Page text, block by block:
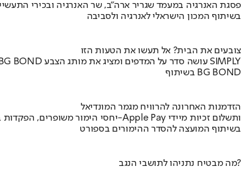
פסגת האנרגיה במעמד שגריר ארה"ב, שר האנרגיה ובכירי
בשיתוף המכון הישראלי לאנרגיה ולסביבה
צובעים את הבית? אל תעשו את הטעות הזו
מומחה BG BOND עושה סדר על המדפים ומציג את מותג הצבע SIMPLY
בשיתוף BG BOND
הזדמנות האחרונה להרוויח מגמר המונדיאל
יחסי הימור משופרים, הפקדות ב-Apple Pay ותשלום זכיות מיידי
בשיתוף המועצה להסדר ההימורים בספורט
מה מבטיח נתניהו לתושבי הנגב?